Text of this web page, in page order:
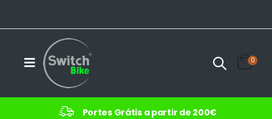
0
Portes Grátis a partir de 200€